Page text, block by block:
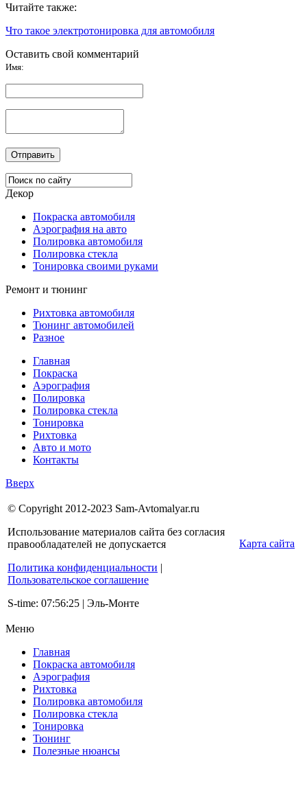
Читайте также:
Что такое электротонировка для автомобиля
Оставить свой комментарий
Имя:
Декор
Покраска автомобиля
Аэрография на авто
Полировка автомобиля
Полировка стекла
Тонировка своими руками
Ремонт и тюнинг
Рихтовка автомобиля
Тюнинг автомобилей
Разное
Главная
Покраска
Аэрография
Полировка
Полировка стекла
Тонировка
Рихтовка
Авто и мото
Контакты
Вверх
© Copyright 2012-2023 Sam-Avtomalyar.ru
Использование материалов сайта без согласия
правообладателей не допускается
Политика конфиденциальности |
Пользовательское соглашение
S-time: 07:56:25 | Эль-Монте
Карта сайта
Меню
Главная
Покраска автомобиля
Аэрография
Рихтовка
Полировка автомобиля
Полировка стекла
Тонировка
Тюнинг
Полезные нюансы